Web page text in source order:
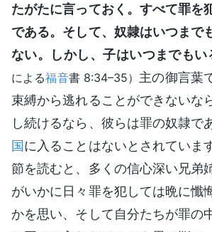
たがたに言っておく。すべて罪を
である。そして、奴隷はいつまで
ない。しかし、子はいつまでもい
による福音書 8:34–35） 主の御言葉
束縛から逃れることができないな
し続けるなら、彼らは罪の奴隷で
国に入ることはないとされていま
節を読むと、多くの信心深い兄弟
がいかに日々罪を犯しては晩に懺
かを思い、そして自分たちが罪の